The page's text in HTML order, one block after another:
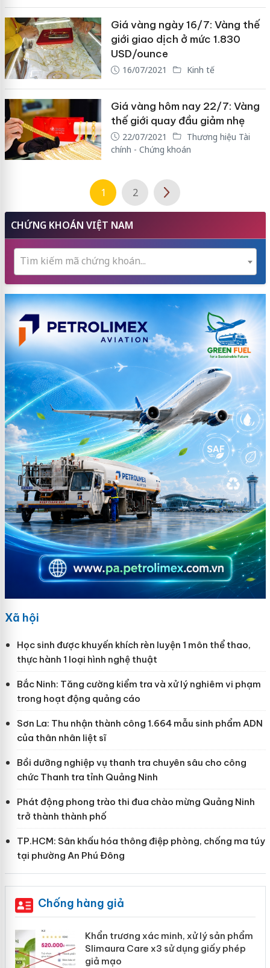
Giá vàng ngày 16/7: Vàng thế
giới giao dịch ở mức 1.830
USD/ounce
16/07/2021 Kinh tế
Giá vàng hôm nay 22/7: Vàng
thế giới quay đầu giảm nhẹ
22/07/2021
Thương hiệu Tài
chính - Chứng khoán
1 2
CHỨNG KHOÁN VIỆT NAM
Tìm kiếm mã chứng khoán...
Xã hội
Học sinh được khuyến khích rèn luyện 1 môn thể thao,
thực hành 1 loại hình nghệ thuật
Bắc Ninh: Tăng cường kiểm tra và xử lý nghiêm vi phạm
trong hoạt động quảng cáo
Sơn La: Thu nhận thành công 1.664 mẫu sinh phẩm ADN
của thân nhân liệt sĩ
Bồi dưỡng nghiệp vụ thanh tra chuyên sâu cho công
chức Thanh tra tỉnh Quảng Ninh
Phát động phong trào thi đua chào mừng Quảng Ninh
trở thành thành phố
TP.HCM: Sân khấu hóa thông điệp phòng, chống ma túy
tại phường An Phú Đông
Chống hàng giả
Khẩn trương xác minh, xử lý sản phẩm
Slimaura Care x3 sử dụng giấy phép
giả mạo